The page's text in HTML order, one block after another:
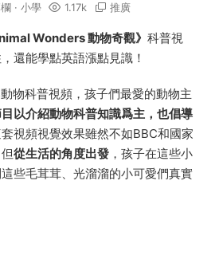
· 小學 1.17k 推廣
Wonders 動物奇觀》 科普視
還能學點英語漲點見識！
物科普視頻，孩子們最愛的動物主
以介紹動物科普知識爲主，也倡導
視頻視覺效果雖然不如BBC和國家
從生活的角度出發 ，孩子在這些小
些毛茸茸、光溜溜的小可愛們真實